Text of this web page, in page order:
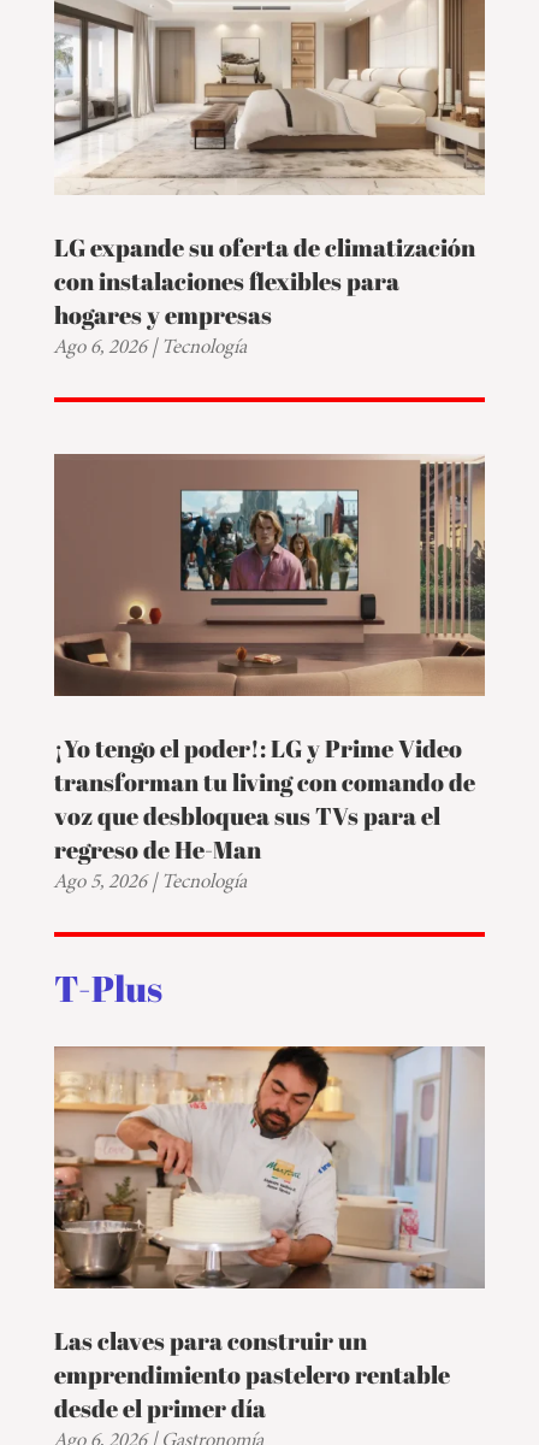
LG expande su oferta de climatización
con instalaciones flexibles para
hogares y empresas
Ago 6, 2026|Tecnología
¡Yo tengo el poder!: LG y Prime Video
transforman tu living con comando de
voz que desbloquea sus TVs para el
regreso de He-Man
Ago 5, 2026|Tecnología
T-Plus
Las claves para construir un
emprendimiento pastelero rentable
desde el primer día